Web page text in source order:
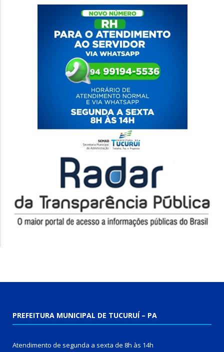
PREFEITURA MUNICIPAL DE TUCURUÍ – PA
Atendimento de segunda a sexta de 8h às 14h